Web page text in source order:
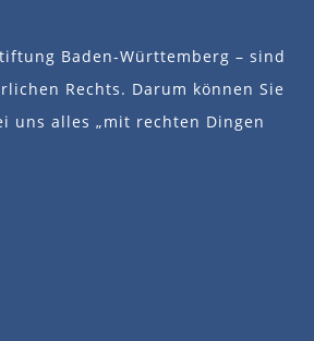
Baden-Württemberg – sind
Rechts. Darum können Sie
uns alles „mit rechten Dingen